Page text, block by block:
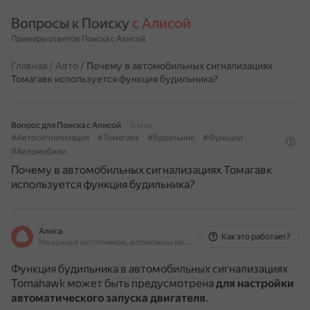
Вопросы к Поиску с Алисой
Примеры ответов Поиска с Алисой
Главная / Авто / Почему в автомобильных сигнализациях
Томагавк используется функция будильника?
Вопрос для Поиска с Алисой
6 мая
#Автосигнализация
#Томагавк #Будильник
#Функции
#Автомобили
Почему в автомобильных сигнализациях Томагавк
используется функция будильника?
Алиса
На основе источников, возможны неточности
Как это работает?
Функция будильника в автомобильных сигнализациях
Tomahawk может быть предусмотренадля настройки
автоматического запуска двигателя.